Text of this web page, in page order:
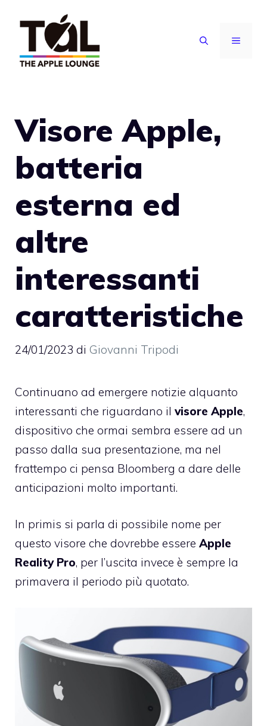
contenuto
MENU
Visore Apple,
batteria
esterna ed
altre
interessanti
caratteristiche
24/01/2023 di Giovanni Tripodi
Continuano ad emergere notizie alquanto
interessanti che riguardano il visore Apple,
dispositivo che ormai sembra essere ad un
passo dalla sua presentazione, ma nel
frattempo ci pensa Bloomberg a dare delle
anticipazioni molto importanti.
In primis si parla di possibile nome per
questo visore che dovrebbe essere Apple
Reality Pro, per l’uscita invece è sempre la
primavera il periodo più quotato.